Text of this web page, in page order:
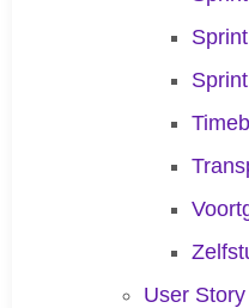
User Story